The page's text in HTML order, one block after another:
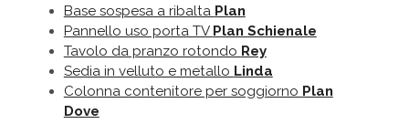
Base sospesa a ribalta Plan
Pannello uso porta TV Plan Schienale
Tavolo da pranzo rotondo Rey
Sedia in velluto e metallo Linda
Colonna contenitore per soggiorno Plan
Dove